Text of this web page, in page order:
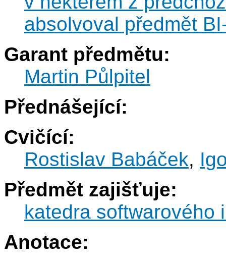
absolvoval předmět
Garant předmětu:
Martin Půlpitel
Přednášející:
Cvičící:
Rostislav Babáček,
Předmět zajišťuje:
katedra softwarového
Anotace: